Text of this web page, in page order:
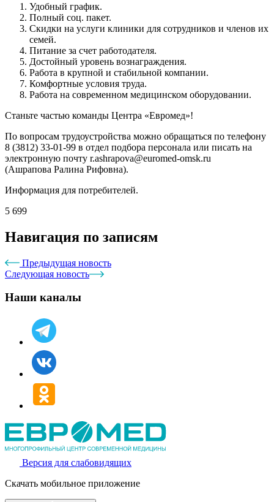
Удобный график.
Полный соц. пакет.
Скидки на услуги клиники для сотрудников и членов их
семей.
Питание за счет работодателя.
Достойный уровень вознаграждения.
Работа в крупной и стабильной компании.
Комфортные условия труда.
Работа на современном медицинском оборудовании.
Станьте частью команды Центра «Евромед»!
По вопросам трудоустройства можно обращаться по телефону
8 (3812) 33-01-99 в отдел подбора персонала или писать на
электронную почту r.ashrapova@euromed-omsk.ru
(Ашрапова Ралина Рифовна).
Информация для потребителей.
5 699
Навигация по записям
Предыдущая новость
Следующая новость
Наши каналы
Версия для слабовидящих
Скачать мобильное приложение